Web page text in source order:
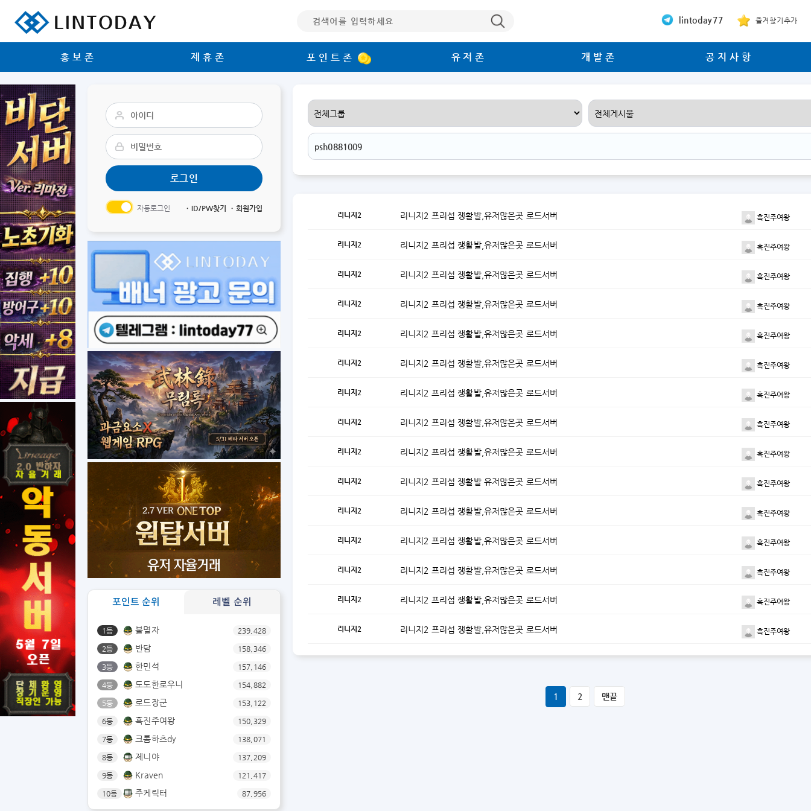
lintoday77 즐겨찾기추가
홍보존 제휴존 포인트존 유저존 개발존 공지사항
자동로그인 ㆍID/PW찾기 ㆍ회원가입
포인트 순위 레벨 순위
1등 불멸자 239,428
2등 반담 158,346
3등 한민석 157,146
4등 도도한로우니 154,882
5등 로드장군 153,122
6등 흑진주여왕 150,329
7등 크롬하츠dy 138,071
8등 제니야 137,209
9등 Kraven 121,417
10등 주케릭터 87,956
리니지2 리니지2 프리섭 쟁활발,유저많은곳 로드서버 흑진주여왕
리니지2 리니지2 프리섭 쟁활발,유저많은곳 로드서버 흑진주여왕
리니지2 리니지2 프리섭 쟁활발,유저많은곳 로드서버 흑진주여왕
리니지2 리니지2 프리섭 쟁활발,유저많은곳 로드서버 흑진주여왕
리니지2 리니지2 프리섭 쟁활발,유저많은곳 로드서버 흑진주여왕
리니지2 리니지2 프리섭 쟁활발,유저많은곳 로드서버 흑진주여왕
리니지2 리니지2 프리섭 쟁활발,유저많은곳 로드서버 흑진주여왕
리니지2 리니지2 프리섭 쟁활발,유저많은곳 로드서버 흑진주여왕
리니지2 리니지2 프리섭 쟁활발,유저많은곳 로드서버 흑진주여왕
리니지2 리니지2 프리섭 쟁활발 유저많은곳 로드서버 흑진주여왕
리니지2 리니지2 프리섭 쟁활발,유저많은곳 로드서버 흑진주여왕
리니지2 리니지2 프리섭 쟁활발,유저많은곳 로드서버 흑진주여왕
리니지2 리니지2 프리섭 쟁활발,유저많은곳 로드서버 흑진주여왕
리니지2 리니지2 프리섭 쟁활발,유저많은곳 로드서버 흑진주여왕
리니지2 리니지2 프리섭 쟁활발,유저많은곳 로드서버 흑진주여왕
1 2 맨끝